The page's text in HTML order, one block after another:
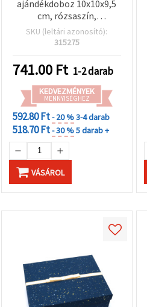
ajándékdoboz 10x10x9,5
cm, rózsaszín,
márványhatású fedéllel
SKU (leltári azonosító):
315275
741.00 Ft 1-2 darab
KEDVEZMÉNYEK
MENNYISÉGHEZ
592.80 Ft- 20 %3-4 darab
518.70 Ft- 30 %5 darab +
VÁSÁROL